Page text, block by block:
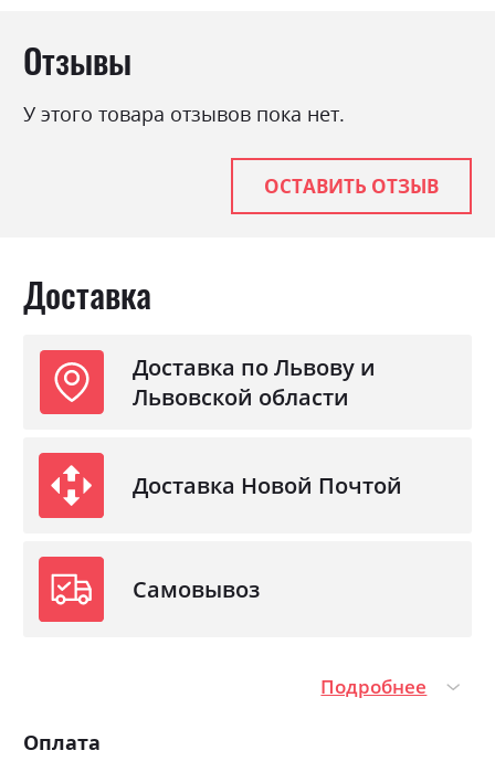
Отзывы
У этого товара отзывов пока нет.
ОСТАВИТЬ ОТЗЫВ
Доставка
Доставка по Львову и
Львовской области
Доставка Новой Почтой
Самовывоз
Подробнее
Оплата